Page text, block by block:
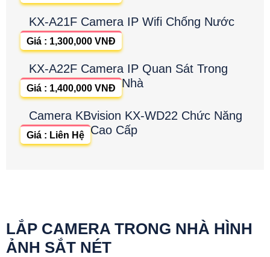
KX-A21F Camera IP Wifi Chống Nước
Giá : 1,300,000 VNĐ
KX-A22F Camera IP Quan Sát Trong
Nhà
Giá : 1,400,000 VNĐ
Camera KBvision KX-WD22 Chức Năng
Cao Cấp
Giá : Liên Hệ
LẮP CAMERA TRONG NHÀ HÌNH
ẢNH SẮT NÉT